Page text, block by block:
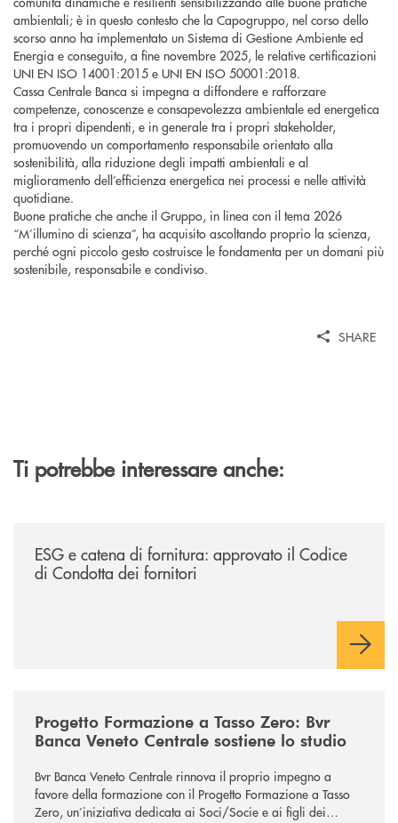
ambientali; è in questo contesto che la Capogruppo, nel corso dello
scorso anno ha implementato un Sistema di Gestione Ambiente ed
Energia e conseguito, a fine novembre 2025, le relative certificazioni
UNI EN ISO 14001:2015 e UNI EN ISO 50001:2018.
Cassa Centrale Banca si impegna a diffondere e rafforzare
competenze, conoscenze e consapevolezza ambientale ed energetica
tra i propri dipendenti, e in generale tra i propri stakeholder,
promuovendo un comportamento responsabile orientato alla
sostenibilità, alla riduzione degli impatti ambientali e al
miglioramento dell’efficienza energetica nei processi e nelle attività
quotidiane.
Buone pratiche che anche il Gruppo, in linea con il tema 2026
“M’illumino di scienza”, ha acquisito ascoltando proprio la scienza,
perché ogni piccolo gesto costruisce le fondamenta per un domani più
sostenibile, responsabile e condiviso.
SHARE
Ti potrebbe interessare anche:
ESG e catena di fornitura: approvato il Codice
di Condotta dei fornitori
Progetto Formazione a Tasso Zero: Bvr
Banca Veneto Centrale sostiene lo studio
Bvr Banca Veneto Centrale rinnova il proprio impegno a
favore della formazione con il Progetto Formazione a Tasso
Zero, un’iniziativa dedicata ai Soci/Socie e ai figli dei